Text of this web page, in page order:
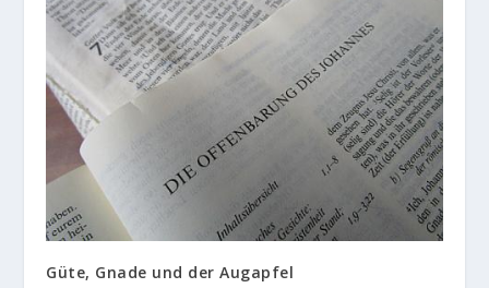
Güte, Gnade und der Augapfel